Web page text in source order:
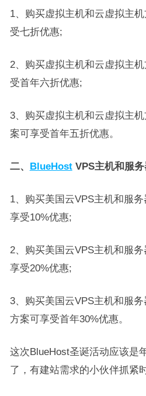
1、购买虚拟主机和云虚拟主
受七折优惠;
2、购买虚拟主机和云虚拟主
受首年六折优惠;
3、购买虚拟主机和云虚拟主
案可享受首年五折优惠。
二、 BlueHostVPS主机和服务
1、购买美国云VPS主机和服
享受10%优惠;
2、购买美国云VPS主机和服
享受20%优惠;
3、购买美国云VPS主机和服
方案可享受首年30%优惠。
这次BlueHost圣诞活动应该是
了，有建站需求的小伙伴抓紧